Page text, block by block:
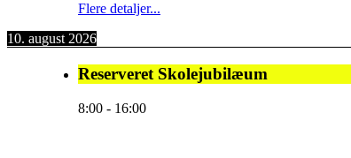
Flere detaljer...
10. august 2026
Reserveret Skolejubilæum
8:00 - 16:00